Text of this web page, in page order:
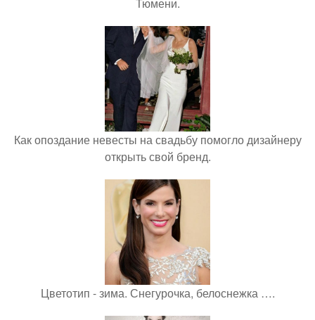
Как опоздание невесты на свадьбу помогло дизайнеру
открыть свой бренд.
Цветотип - зима. Снегурочка, белоснежка ….